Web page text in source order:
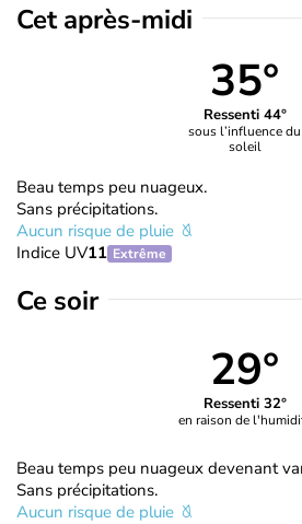
Cet après-midi
35°
Ressenti 44°
sous l’influence du
soleil
Beau temps peu nuageux.
Sans précipitations.
Aucun risque de pluie
Indice UV11 Extrême
Ce soir
29°
Ressenti 32°
en raison de
Beau temps peu nuageux devenant
Sans précipitations.
Aucun risque de pluie